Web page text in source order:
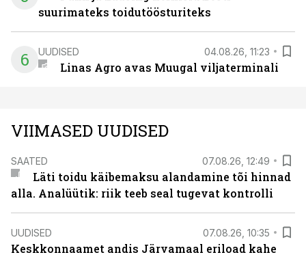
suurimateks toidutöösturiteks
6 UUDISED 04.08.26, 11:23
Linas Agro avas Muugal viljaterminali
VIIMASED UUDISED
SAATED 07.08.26, 12:49
Läti toidu käibemaksu alandamine tõi hinnad
alla. Analüütik: riik teeb seal tugevat kontrolli
UUDISED 07.08.26, 10:35
Keskkonnaamet andis Järvamaal eriload kahe